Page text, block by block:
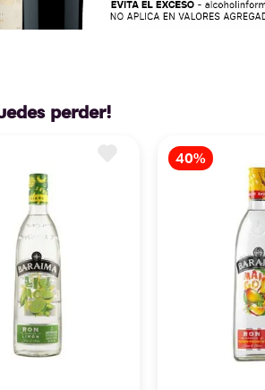
perder!